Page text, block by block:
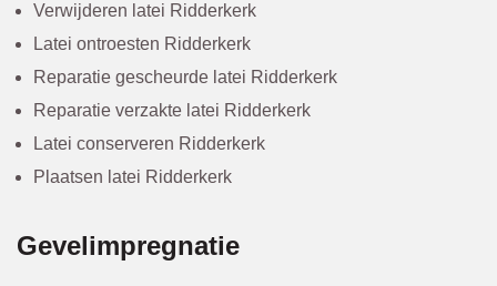
Verwijderen latei Ridderkerk
Latei ontroesten Ridderkerk
Reparatie gescheurde latei Ridderkerk
Reparatie verzakte latei Ridderkerk
Latei conserveren Ridderkerk
Plaatsen latei Ridderkerk
Gevelimpregnatie